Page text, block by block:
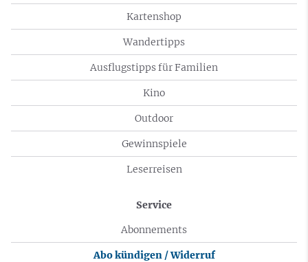
Kartenshop
Wandertipps
Ausflugstipps für Familien
Kino
Outdoor
Gewinnspiele
Leserreisen
Service
Abonnements
Abo kündigen / Widerruf